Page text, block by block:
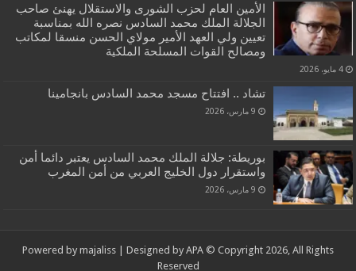
الأمين العام لحزب الشورى والاستقلال يهنئ صاحب
الجلالة الملك محمد السادس نصره الله بمناسبة
تعيين ولي العهد الأمير مولاي الحسن منسقا لمكاتب
ومصالح القوات المسلحة الملكية
4 مايو، 2026
تشاد .. افتتاح مسجد محمد السادس بانجامينا
9 مارس، 2026
بوريطة: جلالة الملك محمد السادس يعتبر دائما أمن
واستقرار دول الخليج العربي من أمن المغرب
9 مارس، 2026
Powered by majaliss | Designed by APA © Copyright 2026, All Rights
Reserved